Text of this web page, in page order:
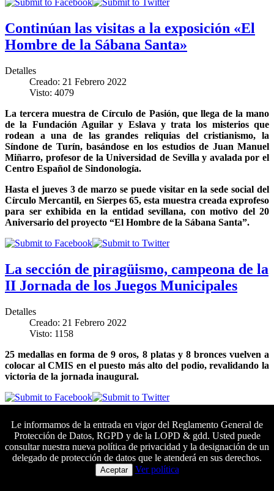
Continúan las visitas a la exposición «El
Hombre de la Sábana Santa»
Detalles
Creado: 21 Febrero 2022
Visto: 4079
La tercera muestra de Círculo de Pasión, que llega de la mano
de la Fundación Aguilar y Eslava y trata los misterios que
rodean a una de las grandes reliquias del cristianismo, la
Síndone de Turín, basándose en los estudios de Juan Manuel
Miñarro, profesor de la Universidad de Sevilla y avalada por el
Centro Español de Sindonología.
Hasta el jueves 3 de marzo se puede visitar en la sede social del
Círculo Mercantil, en Sierpes 65, esta muestra creada exprofeso
para ser exhibida en la entidad sevillana, con motivo del 20
Aniversario del proyecto “El Hombre de la Sábana Santa”.
La sección de piragüismo, campeona de la
II Jornada de los Juegos Municipales
Detalles
Creado: 21 Febrero 2022
Visto: 1158
25 medallas en forma de 9 oros, 8 platas y 8 bronces vuelven a
colocar al CMIS en el puesto más alto del podio, revalidando la
victoria de la jornada inaugural.
Inaugurada la exposición «El Hombre de
la Sábana Santa»
Detalles
Creado: 18 Febrero 2022
Colaboradores principales
Le informamos de la entrada en vigor del Reglamento General de
Protección de Datos, RGPD y de la LOPD & gdd. Usted puede
consultar nuestra nueva política de privacidad y la designación de un
delegado de protección de datos que le atenderá en sus derechos.
Aceptar Ver política